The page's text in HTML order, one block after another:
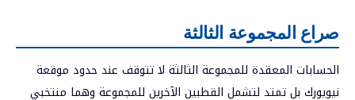
صراع المجموعة الثالثة
الحسابات المعقدة للمجموعة الثالثة لا تتوقف عند حدود موقعة
نيويورك بل تمتد لتشمل القطبين الآخرين للمجموعة وهما منتخبي